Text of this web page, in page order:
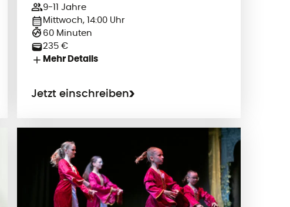
9-11 Jahre
Mittwoch, 14:00 Uhr
60 Minuten
235 €
Mehr Details
Jetzt einschreiben